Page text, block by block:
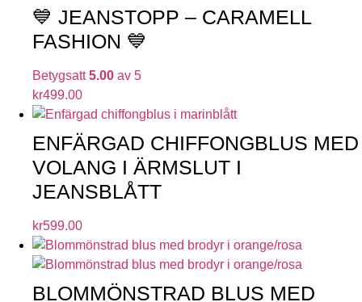
💙 JEANSTOPP – CARAMELL
FASHION 💙
Betygsatt5.00 av 5
kr499.00
ENFÄRGAD CHIFFONGBLUS MED
VOLANG I ÄRMSLUT I
JEANSBLÅTT
kr599.00
BLOMMÖNSTRAD BLUS MED